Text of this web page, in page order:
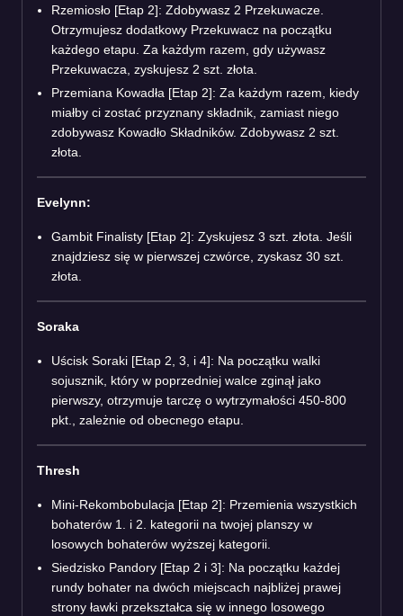
Rzemiosło [Etap 2]: Zdobywasz 2 Przekuwacze.
Otrzymujesz dodatkowy Przekuwacz na początku
każdego etapu. Za każdym razem, gdy używasz
Przekuwacza, zyskujesz 2 szt. złota.
Przemiana Kowadła [Etap 2]: Za każdym razem, kiedy
miałby ci zostać przyznany składnik, zamiast niego
zdobywasz Kowadło Składników. Zdobywasz 2 szt.
złota.
Evelynn:
Gambit Finalisty [Etap 2]: Zyskujesz 3 szt. złota. Jeśli
znajdziesz się w pierwszej czwórce, zyskasz 30 szt.
złota.
Soraka
Uścisk Soraki [Etap 2, 3, i 4]: Na początku walki
sojusznik, który w poprzedniej walce zginął jako
pierwszy, otrzymuje tarczę o wytrzymałości 450-800
pkt., zależnie od obecnego etapu.
Thresh
Mini-Rekombobulacja [Etap 2]: Przemienia wszystkich
bohaterów 1. i 2. kategorii na twojej planszy w
losowych bohaterów wyższej kategorii.
Siedzisko Pandory [Etap 2 i 3]: Na początku każdej
rundy bohater na dwóch miejscach najbliżej prawej
strony ławki przekształca się w innego losowego